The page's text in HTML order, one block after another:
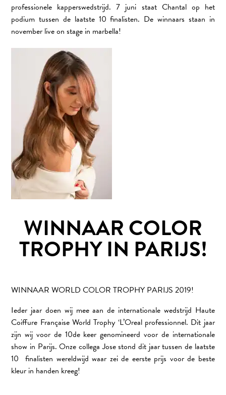
ILIA Beauty
VACATURES
professionele kapperswedstrijd. 7 juni staat Chantal op het
podium tussen de laatste 10 finalisten. De winnaars staan in
november live on stage in marbella!
WINNAAR COLOR
TROPHY IN PARIJS!
WINNAAR WORLD COLOR TROPHY PARIJS 2019!
Ieder jaar doen wij mee aan de internationale wedstrijd Haute
Coiffure Française World Trophy ‘L’Oreal professionnel. Dit jaar
zijn wij voor de 10de keer genomineerd voor de internationale
show in Parijs. Onze collega Jose stond dit jaar tussen de laatste
10 finalisten wereldwijd waar zei de eerste prijs voor de beste
kleur in handen kreeg!